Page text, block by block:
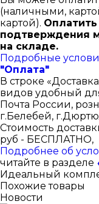
(наличными,
картой).
подтверждения
на складе.
Подробные
"Оплата"
В строке
видов удобный
Почта России,
г.Белебей,
Стоимость
руб - БЕСПЛАТНО,
Подробнее об
читайте в разделе
Идеальный
Похожие товары
Новости